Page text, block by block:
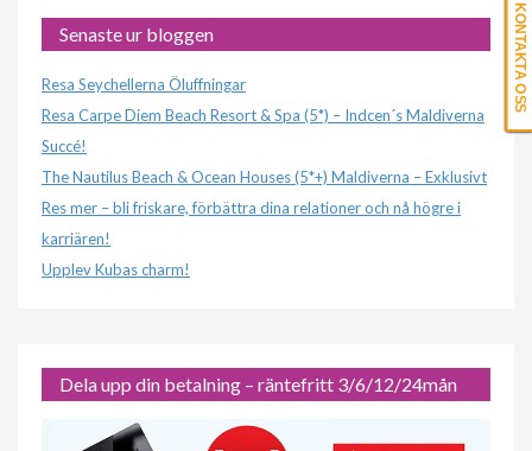
Senaste ur bloggen
Resa Seychellerna Öluffningar
Resa Carpe Diem Beach Resort & Spa (5*) – Indcen´s Maldiverna
Succé!
The Nautilus Beach & Ocean Houses (5*+) Maldiverna – Exklusivt
Res mer – bli friskare, förbättra dina relationer och nå högre i
karriären!
Upplev Kubas charm!
Dela upp din betalning – räntefritt 3/6/12/24mån
KONTAKTA OSS